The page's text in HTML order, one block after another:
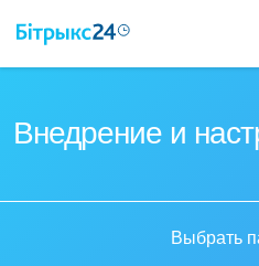
Внедрение и
Выбрать